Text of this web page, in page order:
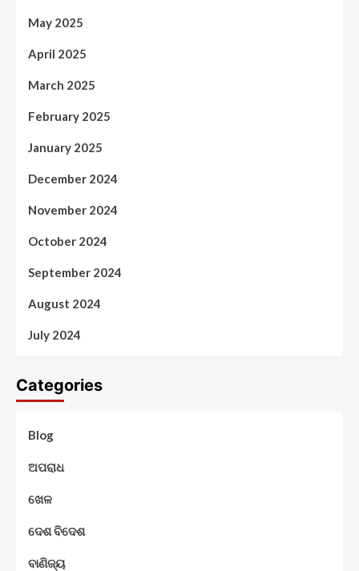
May 2025
April 2025
March 2025
February 2025
January 2025
December 2024
November 2024
October 2024
September 2024
August 2024
July 2024
Categories
Blog
ଅପରାଧ
ଖେଳ
ଦେଶ ବିଦେଶ
ବାଣିଜ୍ୟ